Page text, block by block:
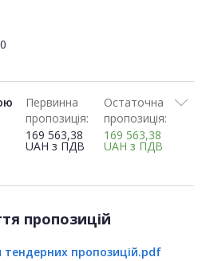
Первинна
пропозиція:
169 563,38
UAH з ПДВ
Остаточна
пропозиція:
169 563,38
UAH з ПДВ
пропозицій
пропозицій.pdf